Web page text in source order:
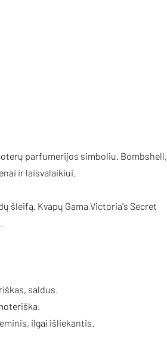
parfumerijos simboliu. Bombshell,
ir laisvalaikiui.
šleifą. Kvapų Gama Victoria's Secret
saldus.
ilgai išliekantis.